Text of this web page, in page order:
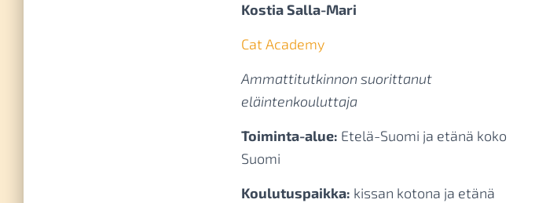
Kostia Salla-Mari
Cat Academy
Ammattitutkinnon suorittanut
eläintenkouluttaja
Toiminta-alue: Etelä-Suomi ja etänä koko
Suomi
Koulutuspaikka: kissan kotona ja etänä